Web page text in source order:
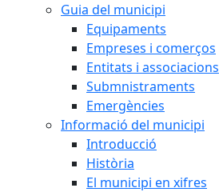
Guia del municipi
Equipaments
Empreses i comerços
Entitats i associacions
Submnistraments
Emergències
Informació del municipi
Introducció
Història
El municipi en xifres